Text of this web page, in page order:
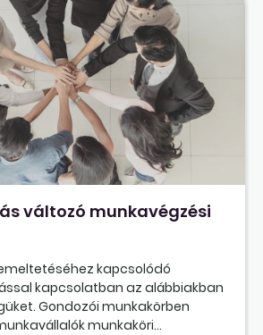
változó munkavégzési
kapcsolódó
kapcsolatban az alábbiakban
Gondozói munkakörben
munkaköri...